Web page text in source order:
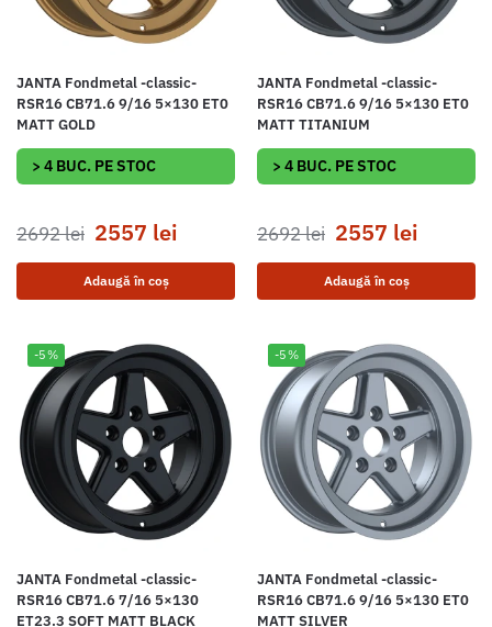
JANTA Fondmetal -classic-
RSR16 CB71.6 9/16 5×130 ET0
MATT GOLD
> 4 BUC. PE STOC
2692lei 2557 lei
Adaugă în coș
JANTA Fondmetal -classic-
RSR16 CB71.6 9/16 5×130 ET0
MATT TITANIUM
> 4 BUC. PE STOC
2692lei 2557 lei
Adaugă în coș
-5%
JANTA Fondmetal -classic-
RSR16 CB71.6 7/16 5×130
ET23.3 SOFT MATT BLACK
-5%
JANTA Fondmetal -classic-
RSR16 CB71.6 9/16 5×130 ET0
MATT SILVER